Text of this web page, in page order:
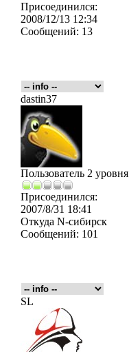
Присоединился:
2008/12/13 12:34
Сообщений: 13
dastin37
Пользователь 2 уровня
Присоединился:
2007/8/31 18:41
Откуда N-сибирск
Сообщений: 101
SL